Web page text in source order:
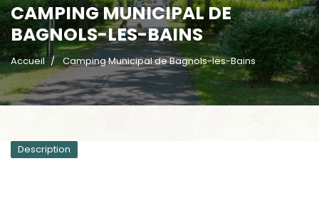
CAMPING MUNICIPAL DE
BAGNOLS-LES-BAINS
Accueil Camping Municipal de Bagnols-les-Bains
Description